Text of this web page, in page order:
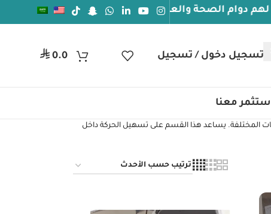
الصحة والعافيه
تسجيل دخول / تسجيل ⃁ 0.0
معنا
المختلفة. يساعد هذا القسم على تسهيل الحركة داخل